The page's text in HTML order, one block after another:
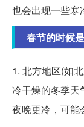
也会出现一些寒
春节的时候
1. 北方地区(如
冷干燥的冬季天
夜晚更冷，可能